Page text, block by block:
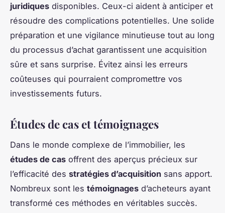
juridiques disponibles. Ceux-ci aident à anticiper et
résoudre des complications potentielles. Une solide
préparation et une vigilance minutieuse tout au long
du processus d’achat garantissent une acquisition
sûre et sans surprise. Évitez ainsi les erreurs
coûteuses qui pourraient compromettre vos
investissements futurs.
Études de cas et témoignages
Dans le monde complexe de l’immobilier, les
études de cas offrent des aperçus précieux sur
l’efficacité des stratégies d’acquisition sans apport.
Nombreux sont les témoignages d’acheteurs ayant
transformé ces méthodes en véritables succès.